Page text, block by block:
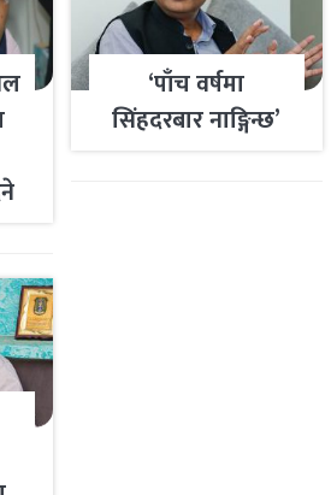
‘पाँच वर्षमा
सिंहदरबार नाङ्गिन्छ’